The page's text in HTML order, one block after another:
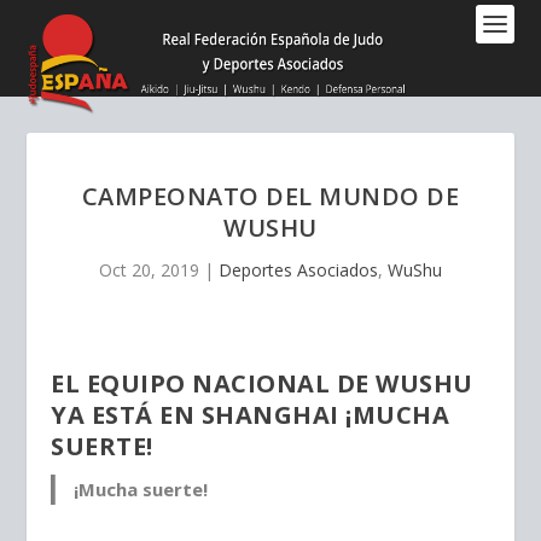
este
sitio
web
CAMPEONATO DEL MUNDO DE
WUSHU
Oct 20, 2019 | Deportes Asociados, WuShu
EL EQUIPO NACIONAL DE WUSHU
YA ESTÁ EN SHANGHAI ¡MUCHA
SUERTE!
¡Mucha suerte!